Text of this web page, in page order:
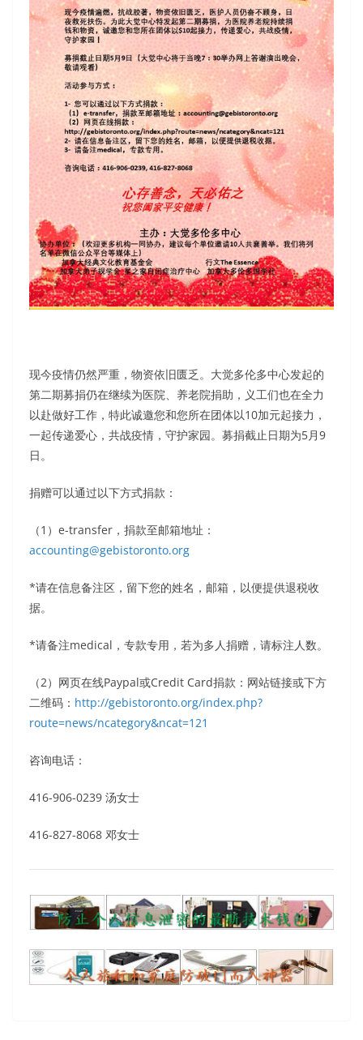
现今疫情仍然严重，物资依旧匮乏。大觉多伦多中心发起的
第二期募捐仍在继续为医院、养老院捐助，义工们也在全力
以赴做好工作，特此诚邀您和您所在团体以10加元起接力，
一起传递爱心，共战疫情，守护家园。募捐截止日期为5月9
日。
捐赠可以通过以下方式捐款：
（1）e-transfer，捐款至邮箱地址：
accounting@gebistoronto.org
*请在信息备注区，留下您的姓名，邮箱，以便提供退税收
据。
*请备注medical，专款专用，若为多人捐赠，请标注人数。
（2）网页在线Paypal或Credit Card捐款：网站链接或下方
二维码： http://gebistoronto.org/index.php?
route=news/ncategory&ncat=121
咨询电话：
416-906-0239 汤女士
416-827-8068 邓女士